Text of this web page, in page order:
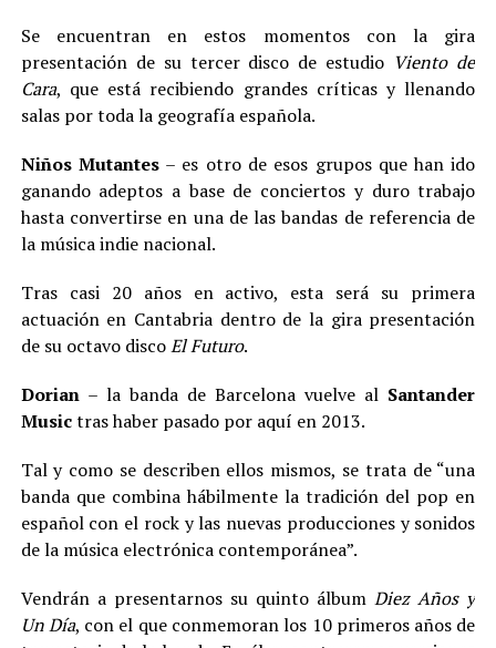
Se encuentran en estos momentos con la gira
presentación de su tercer disco de estudio Viento de
Cara, que está recibiendo grandes críticas y llenando
salas por toda la geografía española.
Niños Mutantes– es otro de esos grupos que han ido
ganando adeptos a base de conciertos y duro trabajo
hasta convertirse en una de las bandas de referencia de
la música indie nacional.
Tras casi 20 años en activo, esta será su primera
actuación en Cantabria dentro de la gira presentación
de su octavo discoEl Futuro.
Dorian– la banda de Barcelona vuelve al Santander
Musictras haber pasado por aquí en 2013.
Tal y como se describen ellos mismos, se trata de “una
banda que combina hábilmente la tradición del pop en
español con el rock y las nuevas producciones y sonidos
de la música electrónica contemporánea”.
Vendrán a presentarnos su quinto álbumDiez Años y
Un Día, con el que conmemoran los 10 primeros años de